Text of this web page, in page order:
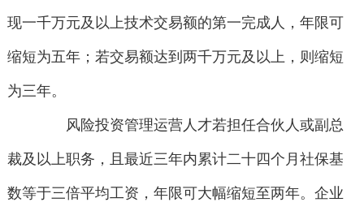
现一千万元及以上技术交易额的第一完成人，年限可
缩短为五年；若交易额达到两千万元及以上，则缩短
为三年。
风险投资管理运营人才若担任合伙人或副总
裁及以上职务，且最近三年内累计二十四个月社保基
数等于三倍平均工资，年限可大幅缩短至两年。企业